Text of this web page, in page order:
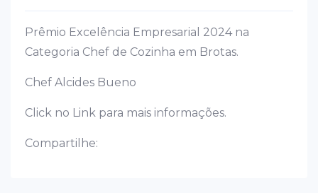
Prêmio Excelência Empresarial 2024 na
Categoria Chef de Cozinha em Brotas.
Chef Alcides Bueno
Click no Link para mais informações.
Compartilhe: